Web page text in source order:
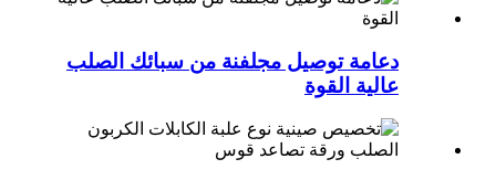
دعامة توصيل مجلفنة من سبائك الصلب
عالية القوة